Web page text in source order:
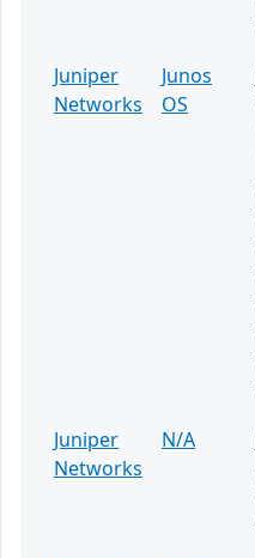
Juniper
Networks
Junos
OS
Juniper
Networks
N/A